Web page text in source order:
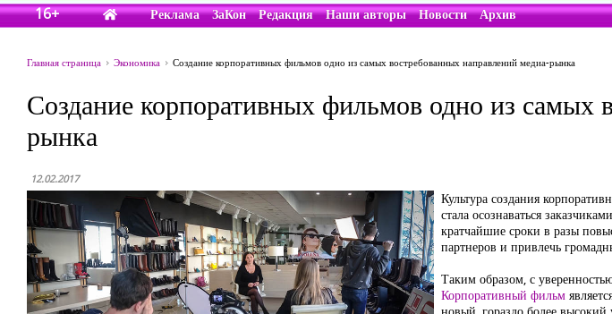
16+ Реклама ЗаКон Редакция Наши авторы Новости Архив
Главная страница Экономика Создание корпоративных фильмов одно из самых востребованных направлений медиа-рынка
Создание корпоративных фильмов одно из самых
рынка
12.02.2017
Культура создания
стала осознаваться
кратчайшие сроки в разы
партнеров и привлечь
Таким образом, с
Корпоративный фильм